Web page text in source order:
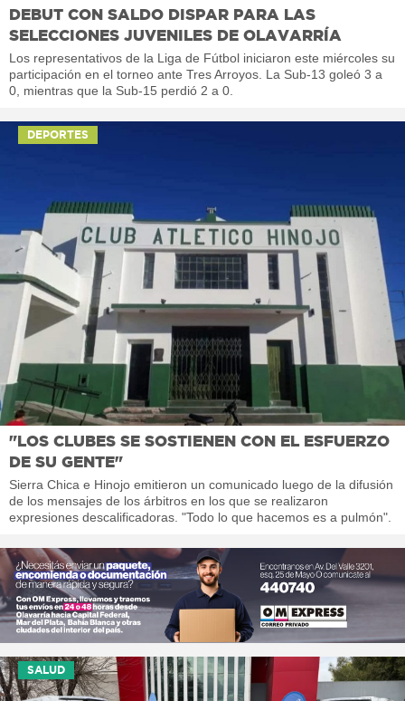
DEBUT CON SALDO DISPAR PARA LAS
SELECCIONES JUVENILES DE OLAVARRÍA
Los representativos de la Liga de Fútbol iniciaron este miércoles su
participación en el torneo ante Tres Arroyos. La Sub-13 goleó 3 a
0, mientras que la Sub-15 perdió 2 a 0.
DEPORTES
"LOS CLUBES SE SOSTIENEN CON EL ESFUERZO
DE SU GENTE"
Sierra Chica e Hinojo emitieron un comunicado luego de la difusión
de los mensajes de los árbitros en los que se realizaron
expresiones descalificadoras. "Todo lo que hacemos es a pulmón".
SALUD